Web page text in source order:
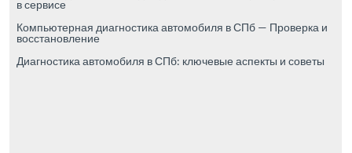
в сервисе
Компьютерная диагностика автомобиля в СПб — Проверка и
восстановление
Диагностика автомобиля в СПб: ключевые аспекты и советы